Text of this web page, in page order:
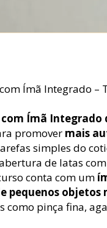
Ímã Integrado –
Ímã Integrado
promover mais
simples do
de latas com
conta com um
pequenos objetos
como pinça fina,